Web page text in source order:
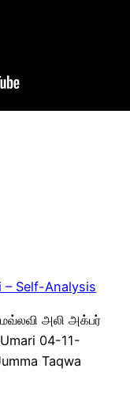
– Self-Analysis
அலி அக்பர்
04-11-
Taqwa